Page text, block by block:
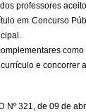
professores
em Concurso
como
e concorrer
Nº 321, de 09 de